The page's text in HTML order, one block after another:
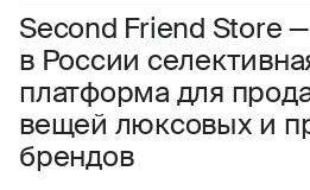
Second Friend Store
в России
платформа для
вещей люксовых и
брендов
Соглашаюсь с условиями
Даю согласие на получение